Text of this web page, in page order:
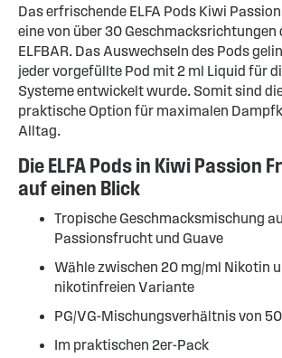
Das erfrischende ELFA Pods Kiwi
eine von über 30 Geschmacksrichtungen
ELFBAR. Das Auswechseln des Pods
jeder vorgefüllte Pod mit 2 ml Liquid für
Systeme entwickelt wurde. Somit sind
praktische Option für maximalen
Alltag.
Die ELFA Pods in Kiwi Passion
auf einen Blick
Tropische Geschmacksmischung
Passionsfrucht und Guave
Wähle zwischen 20 mg/ml Nikotin
nikotinfreien Variante
PG/VG-Mischungsverhältnis von
Im praktischen 2er-Pack